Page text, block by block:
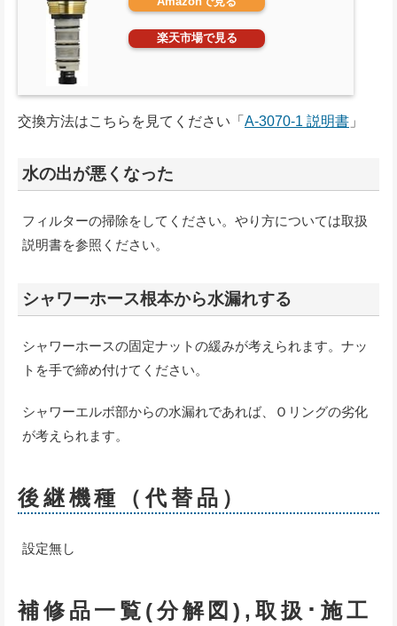
楽天市場で見る
交換方法はこちらを見てください「 A-3070-1 説明書 」
水の出が悪くなった
フィルターの掃除をしてください。やり方については取扱
説明書を参照ください。
シャワーホース根本から水漏れする
シャワーホースの固定ナットの緩みが考えられます。ナッ
トを手で締め付けてください。
シャワーエルボ部からの水漏れであれば、Ｏリングの劣化
が考えられます。
後継機種（代替品）
設定無し
補修品一覧(分解図),取扱･施工